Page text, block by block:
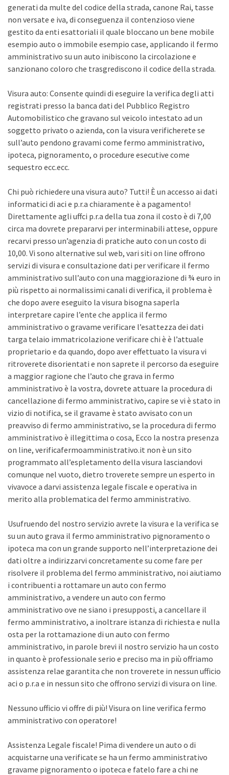
generati da multe del codice della strada, canone Rai, tasse
non versate e iva, di conseguenza il contenzioso viene
gestito da enti esattoriali il quale bloccano un bene mobile
esempio auto o immobile esempio case, applicando il fermo
amministrativo su un auto inibiscono la circolazione e
sanzionano coloro che trasgrediscono il codice della strada.
Visura auto: Consente quindi di eseguire la verifica degli atti
registrati presso la banca dati del Pubblico Registro
Automobilistico che gravano sul veicolo intestato ad un
soggetto privato o azienda, con la visura verificherete se
sull’auto pendono gravami come fermo amministrativo,
ipoteca, pignoramento, o procedure esecutive come
sequestro ecc.ecc.
Chi può richiedere una visura auto? Tutti! È un accesso ai dati
informatici di aci e p.r.a chiaramente è a pagamento!
Direttamente agli uffci p.r.a della tua zona il costo è di 7,00
circa ma dovrete prepararvi per interminabili attese, oppure
recarvi presso un’agenzia di pratiche auto con un costo di
10,00. Vi sono alternative sul web, vari siti on line offrono
servizi di visura e consultazione dati per verificare il fermo
amministrativo sull’auto con una maggiorazione di ¾ euro in
più rispetto ai normalissimi canali di verifica, il problema è
che dopo avere eseguito la visura bisogna saperla
interpretare capire l’ente che applica il fermo
amministrativo o gravame verificare l’esattezza dei dati
targa telaio immatricolazione verificare chi è è l’attuale
proprietario e da quando, dopo aver effettuato la visura vi
ritroverete disorientati e non saprete il percorso da eseguire
a maggior ragione che l’auto che grava in fermo
amministrativo è la vostra, dovrete attuare la procedura di
cancellazione di fermo amministrativo, capire se vi è stato in
vizio di notifica, se il gravame è stato avvisato con un
preavviso di fermo amministrativo, se la procedura di fermo
amministrativo è illegittima o cosa, Ecco la nostra presenza
on line, verificafermoamministrativo.it non è un sito
programmato all’espletamento della visura lasciandovi
comunque nel vuoto, dietro troverete sempre un esperto in
vivavoce a darvi assistenza legale fiscale e operativa in
merito alla problematica del fermo amministrativo.
Usufruendo del nostro servizio avrete la visura e la verifica se
su un auto grava il fermo amministrativo pignoramento o
ipoteca ma con un grande supporto nell’interpretazione dei
dati oltre a indirizzarvi concretamente su come fare per
risolvere il problema del fermo amministrativo, noi aiutiamo
i contribuenti a rottamare un auto con fermo
amministrativo, a vendere un auto con fermo
amministrativo ove ne siano i presupposti, a cancellare il
fermo amministrativo, a inoltrare istanza di richiesta e nulla
osta per la rottamazione di un auto con fermo
amministrativo, in parole brevi il nostro servizio ha un costo
in quanto è professionale serio e preciso ma in più offriamo
assistenza relae garantita che non troverete in nessun ufficio
aci o p.r.a e in nessun sito che offrono servizi di visura on line.
Nessuno ufficio vi offre di più! Visura on line verifica fermo
amministrativo con operatore!
Assistenza Legale fiscale! Pima di vendere un auto o di
acquistarne una verificate se ha un fermo amministrativo
gravame pignoramento o ipoteca e fatelo fare a chi ne